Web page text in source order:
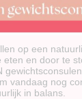
op een
eten en door te
vandaag nog
in balans.